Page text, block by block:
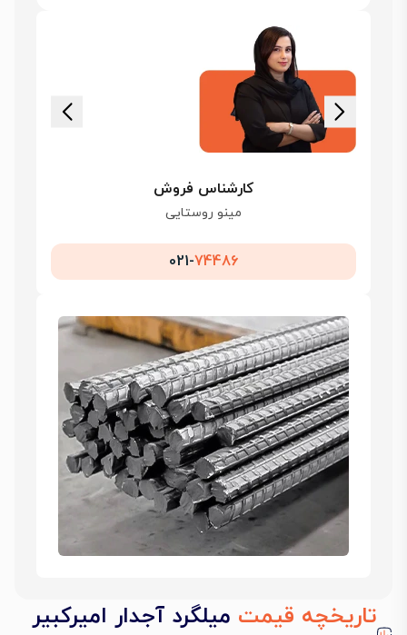
کارشناس فروش
مینو روستایی
021-74486
تاریخچه قیمت میلگرد آجدار امیرکبیر